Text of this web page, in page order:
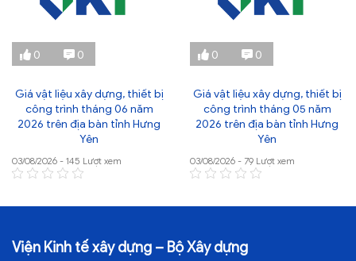
0 0
Giá vật liệu xây dựng, thiết bị
công trình tháng 06 năm
2026 trên địa bàn tỉnh Hưng
Yên
03/08/2026 - 145 Lượt xem
0 0
Giá vật liệu xây dựng, thiết bị
công trình tháng 05 năm
2026 trên địa bàn tỉnh Hưng
Yên
03/08/2026 - 79 Lượt xem
Viện Kinh tế xây dựng – Bộ Xây dựng